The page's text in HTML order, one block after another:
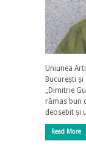
Uniunea
București
„Dimitrie
rămas bun
deosebit și
Read More